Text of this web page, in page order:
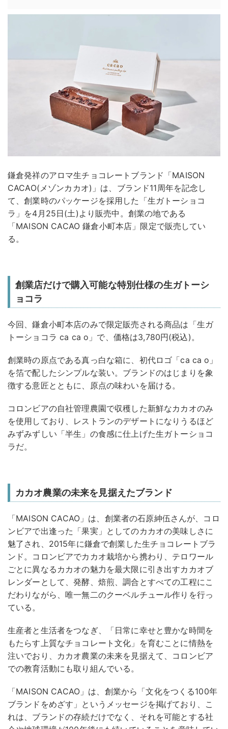
鎌倉発祥のアロマ生チョコレートブランド「MAISON
CACAO(メゾンカカオ)」は、ブランド11周年を記念し
て、創業時のパッケージを採用した「生ガトーショコ
ラ」を4月25日(土)より販売中。創業の地である
「MAISON CACAO 鎌倉小町本店」限定で販売してい
る。
創業店だけで購入可能な特別仕様の生ガトーシ
ョコラ
今回、鎌倉小町本店のみで限定販売される商品は「生ガ
トーショコラ ca ca o」で、価格は3,780円(税込)。
創業時の原点である真っ白な箱に、初代ロゴ「ca ca o」
を箔で配したシンプルな装い。ブランドのはじまりを象
徴する意匠とともに、原点の味わいを届ける。
コロンビアの自社管理農園で収穫した新鮮なカカオのみ
を使用しており、レストランのデザートになりうるほど
みずみずしい「半生」の食感に仕上げた生ガトーショコ
ラだ。
カカオ農業の未来を見据えたブランド
「MAISON CACAO」は、創業者の石原紳伍さんが、コロ
ンビアで出逢った「果実」としてのカカオの美味しさに
魅了され、2015年に鎌倉で創業した生チョコレートブラ
ンド。コロンビアでカカオ栽培から携わり、テロワール
ごとに異なるカカオの魅力を最大限に引き出すカカオブ
レンダーとして、発酵、焙煎、調合とすべての工程にこ
だわりながら、唯一無二のクーベルチュール作りを行っ
ている。
生産者と生活者をつなぎ、「日常に幸せと豊かな時間を
もたらす上質なチョコレート文化」を育むことに情熱を
注いでおり、カカオ農業の未来を見据えて、コロンビア
での教育活動にも取り組んでいる。
「MAISON CACAO」は、創業から「文化をつくる100年
ブランドをめざす」というメッセージを掲げており、こ
れは、ブランドの存続だけでなく、それを可能とする社